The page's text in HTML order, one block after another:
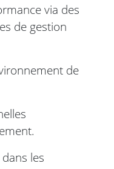
via des
de gestion
de
les